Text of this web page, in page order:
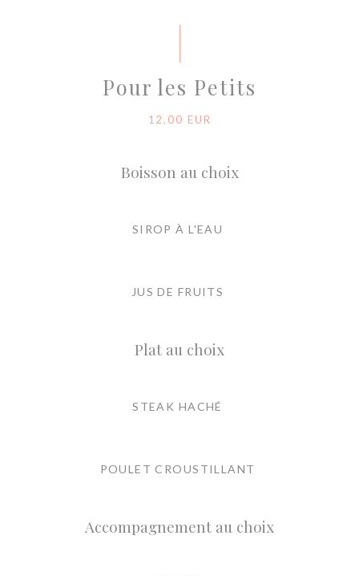
Pour les Petits
12,00 EUR
Boisson au choix
SIROP À L'EAU
JUS DE FRUITS
Plat au choix
STEAK HACHÉ
POULET CROUSTILLANT
Accompagnement au choix